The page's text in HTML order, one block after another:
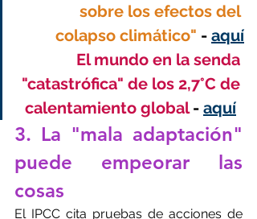
sobre los efectos del
colapso climático" - aquí
El mundo en la senda
"catastrófica" de los 2,7°C de
calentamiento global - aquí
3. La "mala adaptación"
puede empeorar las
cosas
El IPCC cita pruebas de acciones de